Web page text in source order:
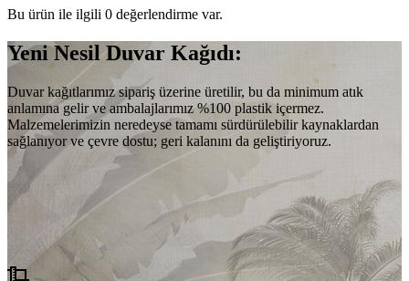
Bu ürün ile ilgili 0 değerlendirme var.
Yeni Nesil Duvar Kağıdı:
Duvar kağıtlarımız sipariş üzerine üretilir, bu da minimum atık
anlamına gelir ve ambalajlarımız %100 plastik içermez.
Malzemelerimizin neredeyse tamamı sürdürülebilir kaynaklardan
sağlanıyor ve çevre dostu; geri kalanını da geliştiriyoruz.